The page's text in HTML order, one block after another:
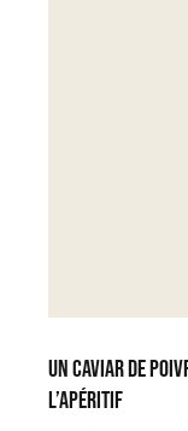
Un caviar de
l’apéritif